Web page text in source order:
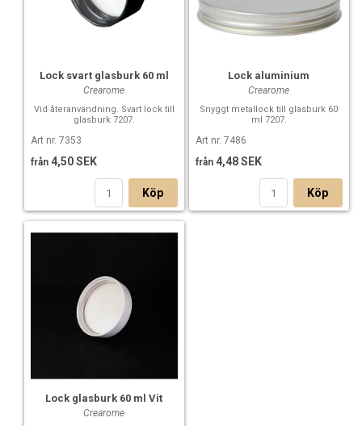
Lock svart glasburk 60 ml
Crearome
Vid återanvändning. Svart lock till
glasburk 7207.
Art nr. 7353
från 4,50 SEK
Köp
Lock aluminium
Crearome
Snyggt metallock till glasburk 60
ml 7207.
Art nr. 7486
från 4,48 SEK
Köp
Lock glasburk 60 ml Vit
Crearome